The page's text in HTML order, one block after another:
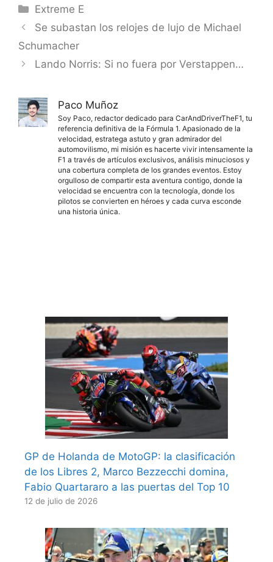
Categorías
Extreme E
Se subastan los relojes de lujo de Michael
Schumacher
Lando Norris: Si no fuera por Verstappen…
Paco Muñoz
Soy Paco, redactor dedicado para CarAndDriverTheF1, tu
referencia definitiva de la Fórmula 1. Apasionado de la
velocidad, estratega astuto y gran admirador del
automovilismo, mi misión es hacerte vivir intensamente la
F1 a través de artículos exclusivos, análisis minuciosos y
una cobertura completa de los grandes eventos. Estoy
orgulloso de compartir esta aventura contigo, donde la
velocidad se encuentra con la tecnología, donde los
pilotos se convierten en héroes y cada curva esconde
una historia única.
GP de Holanda de MotoGP: la clasificación
de los Libres 2, Marco Bezzecchi domina,
Fabio Quartararo a las puertas del Top 10
12 de julio de 2026